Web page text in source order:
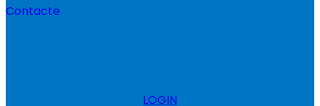
Contacte
LOGIN